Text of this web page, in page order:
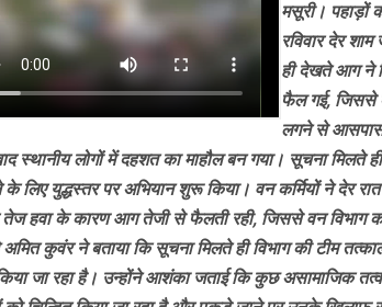
मसूरी। पहाड़ों
रविवार देर
ही देखते आग ने
फैल गई, जिससे
लगने से आसपास
स्थानीय लोगों में दहशत का माहौल बन गया। सूचना मिलते
के लिए युद्धस्तर पर अभियान शुरू किया। वन कर्मियों ने देर
हवा के कारण आग तेजी से फैलती रही, जिससे वन विभाग
कुवंर ने बताया कि सूचना मिलते ही विभाग की टीम
जा रहा है। उन्होंने आशंका जताई कि कुछ असामाजिक